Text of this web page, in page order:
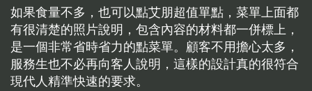
如果食量不多，也可以點艾朋超值單點，菜單上面都
有很清楚的照片說明，包含內容的材料都一併標上，
是一個非常省時省力的點菜單。顧客不用擔心太多，
服務生也不必再向客人說明，這樣的設計真的很符合
現代人精準快速的要求。